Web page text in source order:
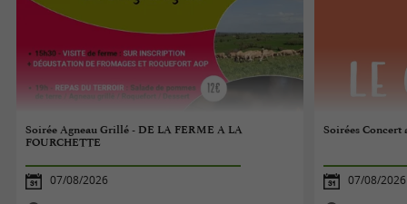
Soirée Agneau Grillé - DE LA FERME A LA
FOURCHETTE
07/08/2026
Soirées Concert
07/08/2026